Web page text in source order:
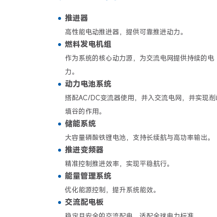
推进器
高性能电动推进器，提供可靠推进动力。
燃料发电机组
作为系统的核心动力源，为交流电网提供持续的电
力。
动力电池系统
搭配AC/DC变流器使用，并入交流电网，并实现
填谷的作用。
储能系统
大容量磷酸铁锂电池，支持长续航与高功率输出。
推进变频器
精准控制推进效率，实现平稳航行。
能量管理系统
优化能源控制，提升系统能效。
交流配电板